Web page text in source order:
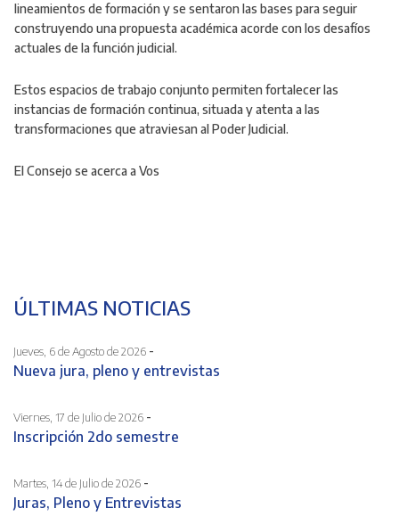
lineamientos de formación y se sentaron las bases para seguir
construyendo una propuesta académica acorde con los desafíos
actuales de la función judicial.
Estos espacios de trabajo conjunto permiten fortalecer las
instancias de formación continua, situada y atenta a las
transformaciones que atraviesan al Poder Judicial.
El Consejo se acerca a Vos
ÚLTIMAS NOTICIAS
Jueves, 6 de Agosto de 2026 -
Nueva jura, pleno y entrevistas
Viernes, 17 de Julio de 2026 -
Inscripción 2do semestre
Martes, 14 de Julio de 2026 -
Juras, Pleno y Entrevistas